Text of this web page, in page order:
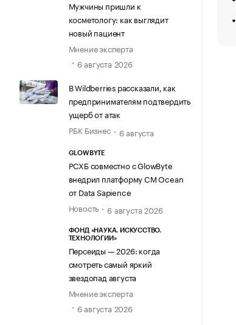
Мужчины пришли к
косметологу: как выглядит
новый пациент
Мнение эксперта
6 августа 2026
В Wildberries рассказали, как
предпринимателям подтвердить
ущерб от атак
РБК Бизнес
6 августа
GLOWBYTE
РСХБ совместно с GlowByte
внедрил платформу CM Ocean
от Data Sapience
Новость
6 августа 2026
ФОНД «НАУКА. ИСКУССТВО.
ТЕХНОЛОГИИ»
Персеиды — 2026: когда
смотреть самый яркий
звездопад августа
Мнение эксперта
6 августа 2026